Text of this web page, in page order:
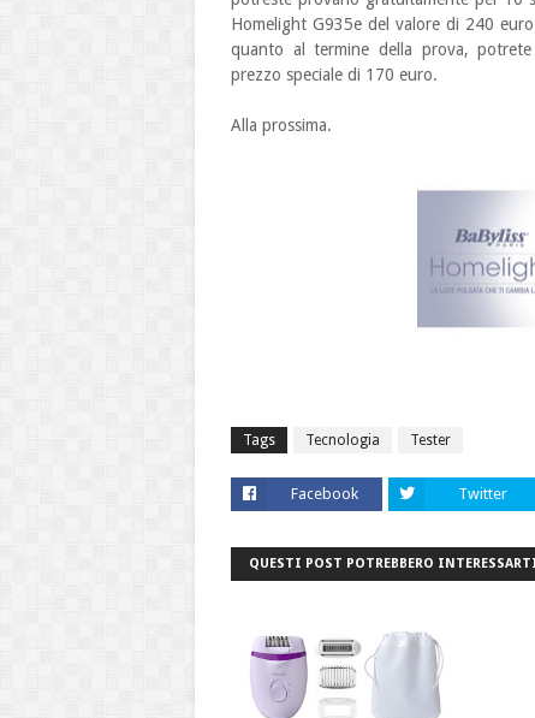
Homelight G935e del valore di 240
quanto al termine della prova,
prezzo speciale di 170 euro.
Alla prossima.
Tags Tecnologia Tester
Facebook Twitter
QUESTI POST POTREBBERO